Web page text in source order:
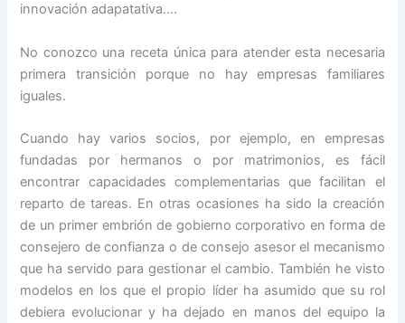
innovación adapatativa….
No conozco una receta única para atender esta necesaria
primera transición porque no hay empresas familiares
iguales.
Cuando hay varios socios, por ejemplo, en empresas
fundadas por hermanos o por matrimonios, es fácil
encontrar capacidades complementarias que facilitan el
reparto de tareas. En otras ocasiones ha sido la creación
de un primer embrión de gobierno corporativo en forma de
consejero de confianza o de consejo asesor el mecanismo
que ha servido para gestionar el cambio. También he visto
modelos en los que el propio líder ha asumido que su rol
debiera evolucionar y ha dejado en manos del equipo la